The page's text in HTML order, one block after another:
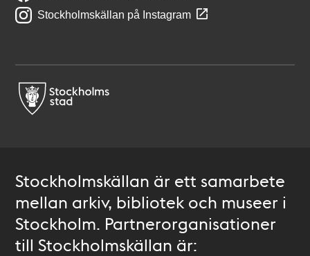
Stockholmskällan på Instagram
Stockholmskällan är ett samarbete
mellan arkiv, bibliotek och museer i
Stockholm. Partnerorganisationer
till Stockholmskällan är: